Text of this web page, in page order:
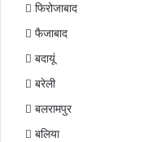
फिरोजाबाद
फैजाबाद
बदायूं
बरेली
बलरामपुर
बलिया